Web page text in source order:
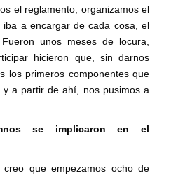
el reglamento, organizamos el
iba a encargar de cada cosa, el
unos meses de locura,
hicieron que, sin darnos
los primeros componentes que
y a partir de ahí, nos pusimos a
se implicaron en el
que empezamos ocho de